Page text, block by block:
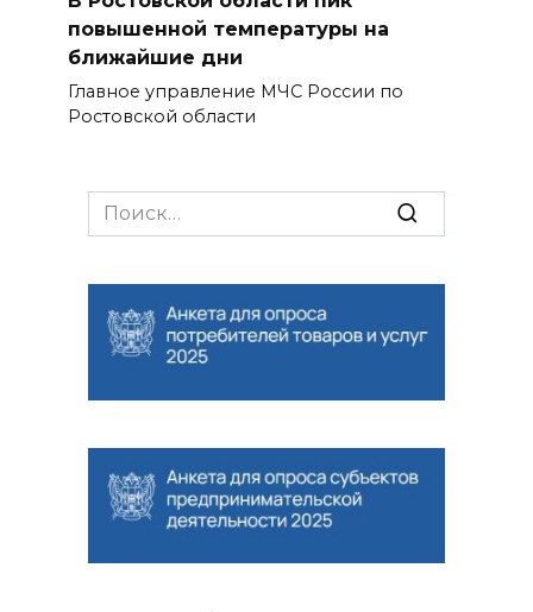
повышенной температуры на
ближайшие дни
Главное управление МЧС России по
Ростовской области
Search
for: